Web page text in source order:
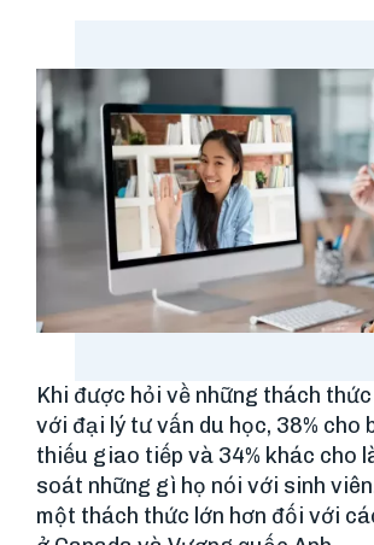
Khi được hỏi về những thách
với đại lý tư vấn du học, 38% cho
thiếu giao tiếp và 34% khác cho
soát những gì họ nói với sinh
một thách thức lớn hơn đối với